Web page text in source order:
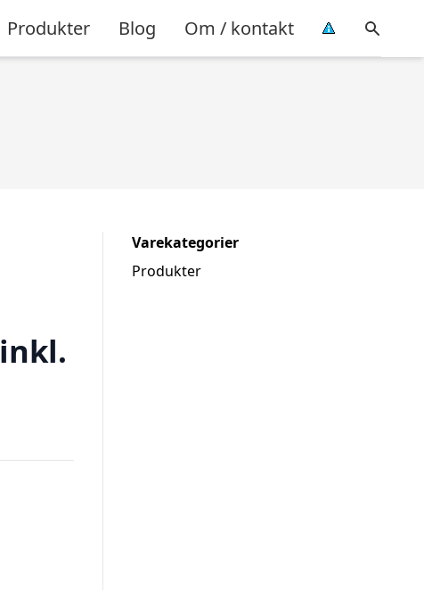
Produkter Blog Om / kontakt
Varekategorier
Produkter